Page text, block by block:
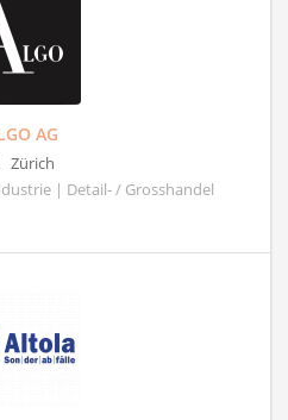
AG
Zürich
| Detail- / Grosshandel